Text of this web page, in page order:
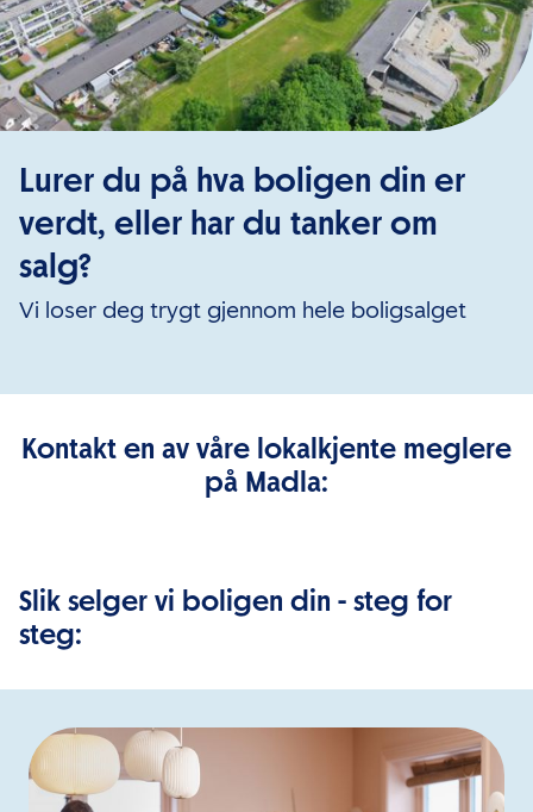
Lurer du på hva boligen din er
verdt, eller har du tanker om
salg?
Vi loser deg trygt gjennom hele boligsalget
Kontakt en av våre lokalkjente meglere
på Madla:
Slik selger vi boligen din - steg for
steg: